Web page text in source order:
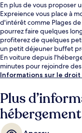
En plus de vous proposer
Expreience vous place à
d'intérêt comme Plages de
pourrez faire quelques
profiterez de quelques
un petit déjeuner buffet
En voiture depuis
minutes pour rejoindre
Hemingway Home and
Informations sur le
Plus
hébergement